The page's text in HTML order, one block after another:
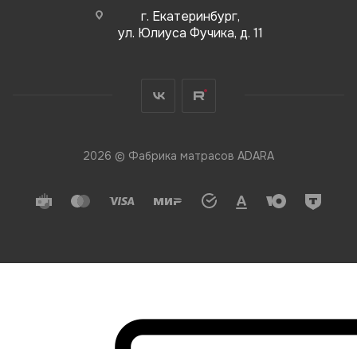
г. Екатеринбург,
ул. Юлиуса Фучика, д. 11
2026 © Фабрика матрасов ADARA